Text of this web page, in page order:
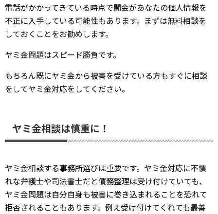
電話がかかってきている時点で闇金があなたの個人情報を
不正に入手している可能性もあります。まずは無料相談を
しておくことをお勧めします。
ヤミ金問題はスピード勝負です。
もちろん既にヤミ金から被害を受けている方もすぐに相談
をしてヤミ金対応をしてください。
ヤミ金相談は慎重に！
ヤミ金相談する事務所選びは重要です。ヤミ金対応に不慣
れな弁護士や司法書士だと債務整理は受け付けていても、
ヤミ金問題は自分自身も被害に巻き込まれることを恐れて
拒否されることもあります。例え受け付けてくれても最善